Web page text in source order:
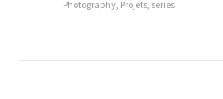
Photography, Projets, séries.